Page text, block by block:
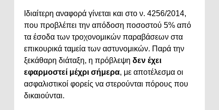
Ιδιαίτερη αναφορά γίνεται και στο ν. 4256/2014,
που προβλέπει την απόδοση ποσοστού 5% από
τα έσοδα των τροχονομικών παραβάσεων στα
επικουρικά ταμεία των αστυνομικών. Παρά την
ξεκάθαρη διάταξη, η πρόβλεψη δεν έχει
εφαρμοστεί μέχρι σήμερα, με αποτέλεσμα οι
ασφαλιστικοί φορείς να στερούνται πόρους που
δικαιούνται.